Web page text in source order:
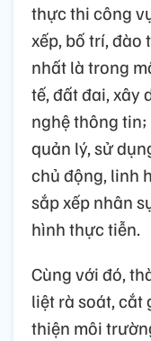
thực thi công
xếp, bố trí, đào
nhất là trong
tế, đất đai, xây
nghệ thông
quản lý, sử
chủ động, linh
sắp xếp nhân
hình thực tiễn.
Cùng với đó,
liệt rà soát, cắt
thiện môi